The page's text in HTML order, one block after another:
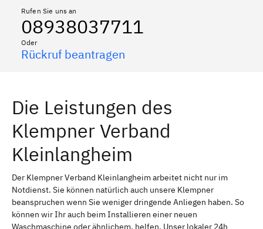
Rufen Sie uns an
08938037711
Oder
Rückruf beantragen
Die Leistungen des
Klempner Verband
Kleinlangheim
Der Klempner Verband Kleinlangheim arbeitet nicht nur im
Notdienst. Sie können natürlich auch unsere Klempner
beanspruchen wenn Sie weniger dringende Anliegen haben. So
können wir Ihr auch beim Installieren einer neuen
Waschmaschine oder ähnlichem, helfen. Unser lokaler 24h